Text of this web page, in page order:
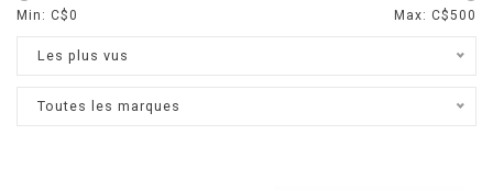
Min: C$0 Max: C$500
Les plus vus
Toutes les marques